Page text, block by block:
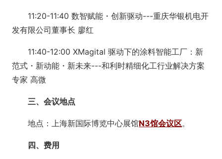
11:20-11:40 数智赋能・创新驱动---重庆华银机电开
发有限公司董事长 廖红
11:40-12:00 XMagital 驱动下的涂料智能工厂：新
范式・新动能・新未来---和利时精细化工行业解决方案
专家 高微
三、会议地点
地点：上海新国际博览中心展馆N3馆会议区。
四、费用